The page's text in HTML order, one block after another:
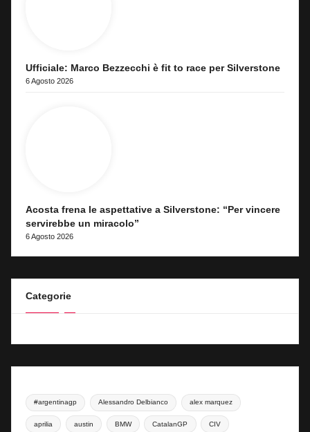
Ufficiale: Marco Bezzecchi è fit to race per Silverstone
6 Agosto 2026
Acosta frena le aspettative a Silverstone: “Per vincere
servirebbe un miracolo”
6 Agosto 2026
Categorie
#argentinagp Alessandro Delbianco alex marquez
aprilia austin BMW CatalanGP CIV